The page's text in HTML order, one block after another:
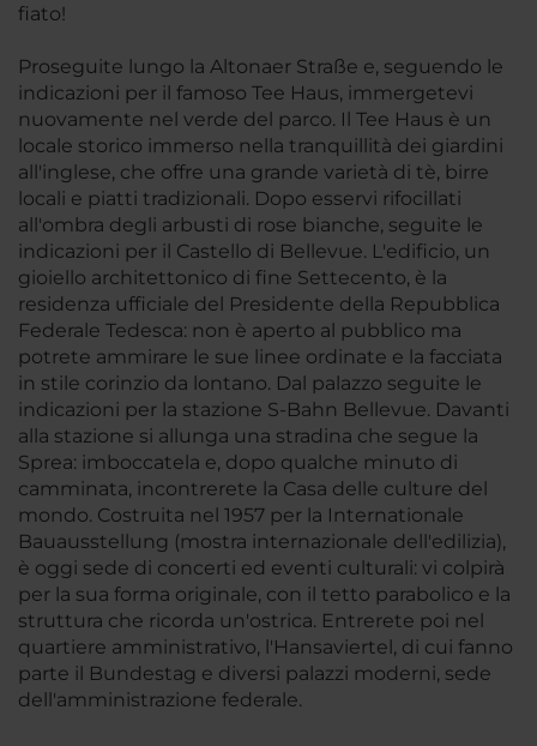
fiato!
Proseguite lungo la Altonaer Straße e, seguendo le
indicazioni per il famoso Tee Haus, immergetevi
nuovamente nel verde del parco. Il Tee Haus è un
locale storico immerso nella tranquillità dei giardini
all'inglese, che offre una grande varietà di tè, birre
locali e piatti tradizionali. Dopo esservi rifocillati
all'ombra degli arbusti di rose bianche, seguite le
indicazioni per il Castello di Bellevue. L'edificio, un
gioiello architettonico di fine Settecento, è la
residenza ufficiale del Presidente della Repubblica
Federale Tedesca: non è aperto al pubblico ma
potrete ammirare le sue linee ordinate e la facciata
in stile corinzio da lontano. Dal palazzo seguite le
indicazioni per la stazione S-Bahn Bellevue. Davanti
alla stazione si allunga una stradina che segue la
Sprea: imboccatela e, dopo qualche minuto di
camminata, incontrerete la Casa delle culture del
mondo. Costruita nel 1957 per la Internationale
Bauausstellung (mostra internazionale dell'edilizia),
è oggi sede di concerti ed eventi culturali: vi colpirà
per la sua forma originale, con il tetto parabolico e la
struttura che ricorda un'ostrica. Entrerete poi nel
quartiere amministrativo, l'Hansaviertel, di cui fanno
parte il Bundestag e diversi palazzi moderni, sede
dell'amministrazione federale.